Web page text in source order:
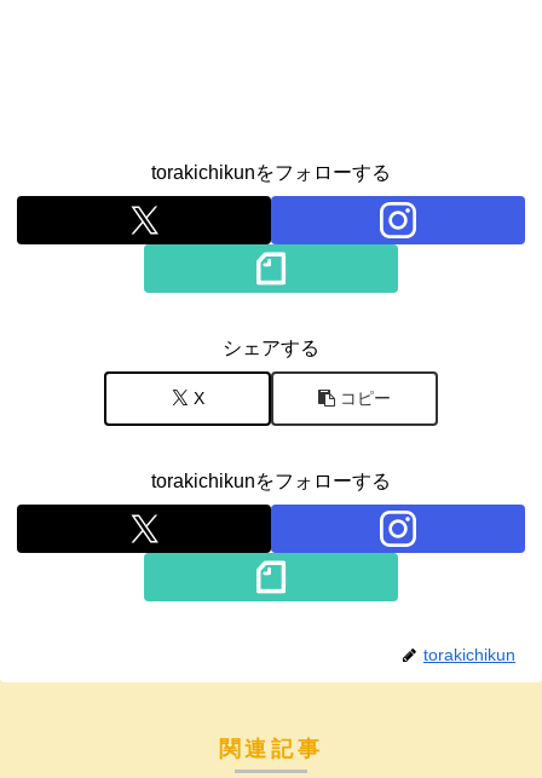
torakichikunをフォローする
シェアする
X コピー
torakichikunをフォローする
torakichikun
関連記事